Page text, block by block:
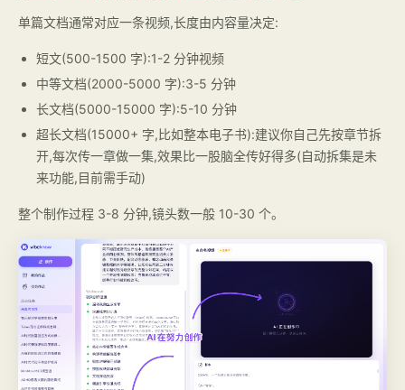
单篇文档通常对应一条视频,长度由内容量决定:
短文(500-1500 字):1-2 分钟视频
中等文档(2000-5000 字):3-5 分钟
长文档(5000-15000 字):5-10 分钟
超长文档(15000+ 字,比如整本电子书):建议你自己先按章节拆
开,每次传一章做一集,效果比一股脑全传好得多(自动拆集是未
来功能,目前需手动)
整个制作过程 3-8 分钟,镜头数一般 10-30 个。